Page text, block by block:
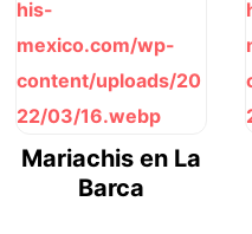
Mariachis en La
Barca